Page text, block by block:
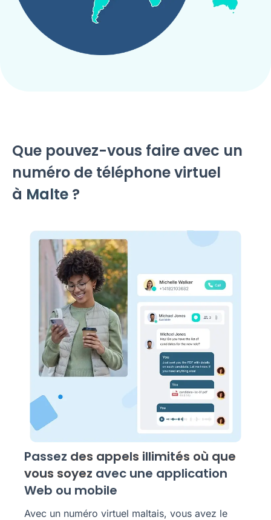
Que pouvez-vous faire avec un
numéro de téléphone virtuel
à Malte ?
Passez des appels illimités où que
vous soyez avec une application
Web ou mobile
Avec un numéro virtuel maltais, vous avez le